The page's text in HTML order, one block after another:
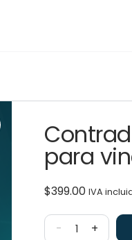
para
$399.00 IVA
- +